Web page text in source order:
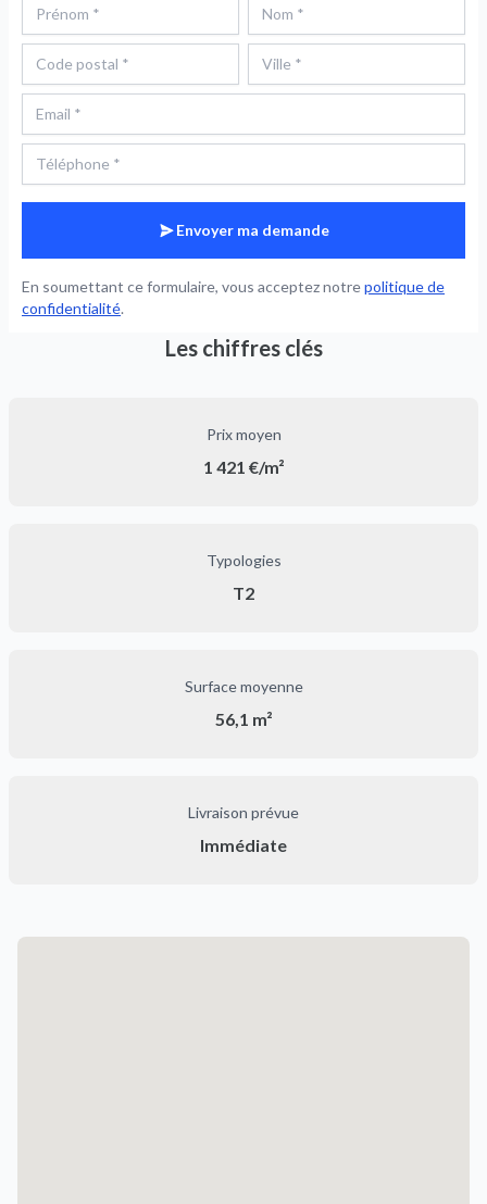
Envoyer ma demande
En soumettant ce formulaire, vous acceptez notrepolitique de
confidentialité.
Les chiffres clés
Prix moyen
1 421 €/m²
Typologies
T2
Surface moyenne
56,1 m²
Livraison prévue
Immédiate